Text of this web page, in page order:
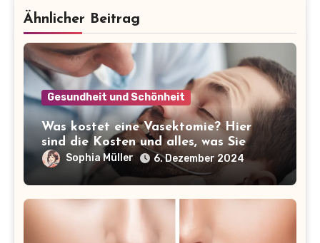
Ähnlicher Beitrag
Gesundheit und Schönheit
Was kostet eine Vasektomie? Hier
sind die Kosten und alles, was Sie
wissen müssen!
Sophia Müller 6. Dezember 2024